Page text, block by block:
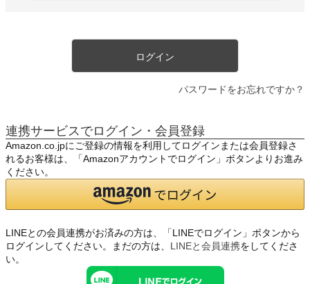
ログイン
パスワードをお忘れですか？
連携サービスでログイン・会員登録
Amazon.co.jpにご登録の情報を利用してログインまたは会員登録さ
れるお客様は、「Amazonアカウントでログイン」ボタンよりお進み
ください。
LINEとの会員連携がお済みの方は、「LINEでログイン」ボタンから
ログインしてください。まだの方は、 LINEと会員連携をしてくださ
い。